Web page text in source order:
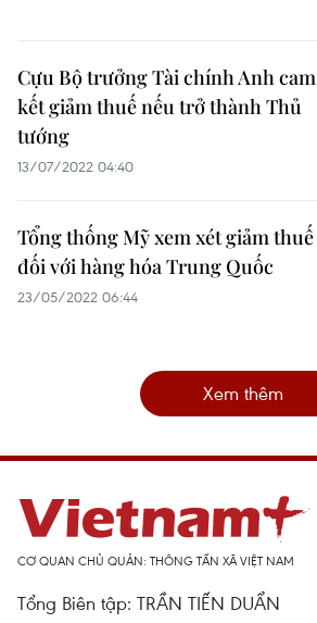
Cựu Bộ trưởng Tài chính Anh cam
kết giảm thuế nếu trở thành Thủ
tướng
13/07/2022 04:40
Tổng thống Mỹ xem xét giảm thuế
đối với hàng hóa Trung Quốc
23/05/2022 06:44
Xem thêm
CƠ QUAN CHỦ QUẢN: THÔNG TẤN XÃ VIỆT NAM
Tổng Biên tập: TRẦN TIẾN DUẨN